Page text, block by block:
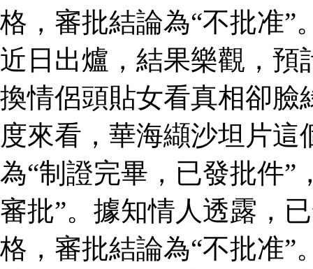
格，審批結論為“不批准”
近日出爐，結果樂觀，預
換情侶頭貼女看真相卻臉
度來看，華海纈沙坦片
為“制證完畢，已發批件”
審批”。據知情人透露，
格，審批結論為“不批准”